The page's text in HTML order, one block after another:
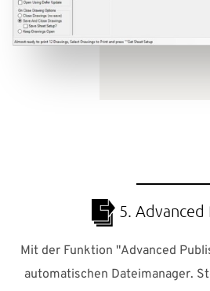
5. Advanced
Mit der Funktion "Advanced
automatischen Dateimanager.